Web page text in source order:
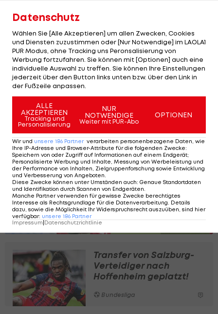
Talent, Championship-Klubs wie Norwich City,
Leeds, Sheffield und Coventry City hätten sich
interessiert gezeigt. Bei einem fixen Verkauf
müsste aus Sicht Liverpools auch das finanzielle
Paket stimmen.
Die Rekord-Zugänge der 12 Bundesliga-
Klubs
SLIDESHOW
STARTEN
Transfer von Salzburg-
Verteidiger nach
Hoffenheim geplatzt!
Bundesliga
Datenschutz
Wählen Sie [Alle Akzeptieren] um allen Zwecken, Cookies
und Diensten zuzustimmen oder [Nur Notwendige] im LAOLA1
PUR Modus, ohne Tracking uns Peronsalisierung von
Werbung fortzufahren. Sie können mit [Optionen] auch eine
individuelle Auswahl zu treffen. Sie können Ihre Einstellungen
jederzeit über den Button links unten bzw. über den Link in
der Fußzeile anpassen.
ALLE
AKZEPTIEREN
Tracking und
Personalisierung
NUR
NOTWENDIGE
Weiter mit PUR-Abo
OPTIONEN
Wir und unsere 186 Partner verarbeiten personenbezogene Daten, wie
Ihre IP-Adresse und Browser-Attribute für die folgenden Zwecke:
Speichern von oder Zugriff auf Informationen auf einem Endgerät;
Personalisierte Werbung und Inhalte, Messung von Werbeleistung und
der Performance von Inhalten, Zielgruppenforschung sowie Entwicklung
und Verbesserung von Angeboten
Diese Zwecke können unter Umständen auch: Genaue Standortdaten
und Identifikation durch Scannen von Endgeräten
Manche Partner verwenden für gewisse Zwecke berechtigtes
Interesse als Rechtsgrundlage für die Datenverarbeitung. Details
dazu, sowie die Möglichkeit Ihr Widerspruchsrecht auszuüben, sind hier
verfügbar: unsere 186 Partner
Impressum|Datenschutzrichtlinie